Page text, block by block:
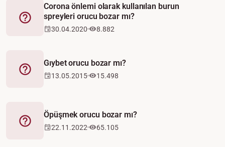
Fetva
Corona önlemi olarak kullanılan burun
spreyleri orucu bozar mı?
30.04.2020 8.882
Fetva
Gıybet orucu bozar mı?
13.05.2015 15.498
Fetva
Öpüşmek orucu bozar mı?
22.11.2022 65.105